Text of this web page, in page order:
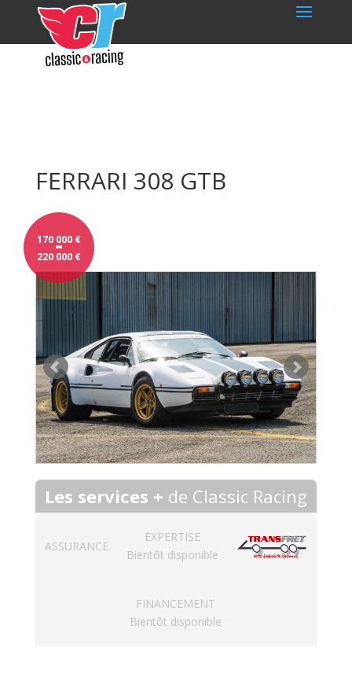
FERRARI 308 GTB
170 000€
-
220 000€
Les services + de Classic Racing
ASSURANCE
EXPERTISE
Bientôt disponible
FINANCEMENT
Bientôt disponible